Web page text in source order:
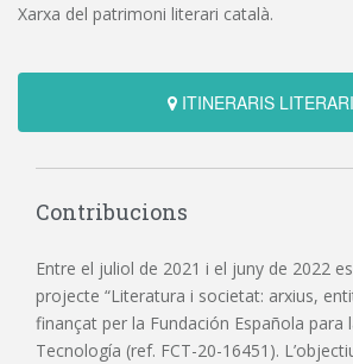
Xarxa del patrimoni literari català.
ITINERARIS
Contribucions
Entre el juliol de 2021 i el juny de 2022
projecte “Literatura i societat: arxius,
finançat per la Fundación Española para
Tecnología (ref. FCT-20-16451).